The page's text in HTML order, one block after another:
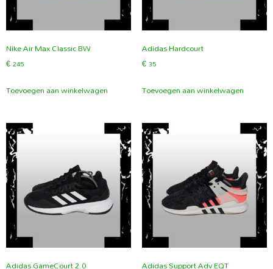
Nike Air Max Classic BW
€245
Toevoegen aan winkelwagen
Adidas Hardcourt
€35
Toevoegen aan winkelwagen
Adidas GameCourt 2.0 Adidas Support Adv EQT